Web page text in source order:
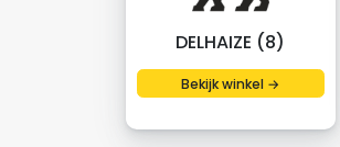
DELHAIZE (8)
Bekijk winkel →